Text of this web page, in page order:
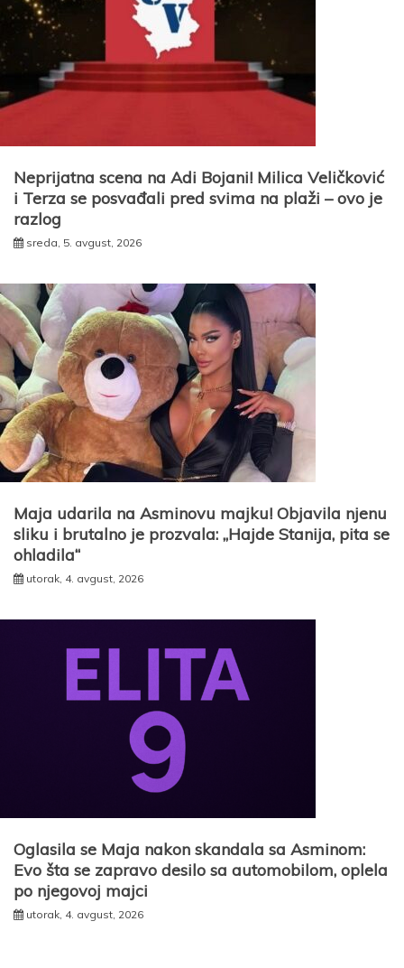
Neprijatna scena na Adi Bojani! Milica Veličković
i Terza se posvađali pred svima na plaži – ovo je
razlog
sreda, 5. avgust, 2026
Maja udarila na Asminovu majku! Objavila njenu
sliku i brutalno je prozvala: „Hajde Stanija, pita se
ohladila“
utorak, 4. avgust, 2026
Oglasila se Maja nakon skandala sa Asminom:
Evo šta se zapravo desilo sa automobilom, oplela
po njegovoj majci
utorak, 4. avgust, 2026